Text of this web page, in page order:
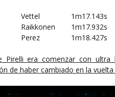
Vettel 1m17.143s
Raikkonen 1m17.932s
Perez 1m18.427s
Pirelli era comenzar con
de haber cambiado en la vuelta